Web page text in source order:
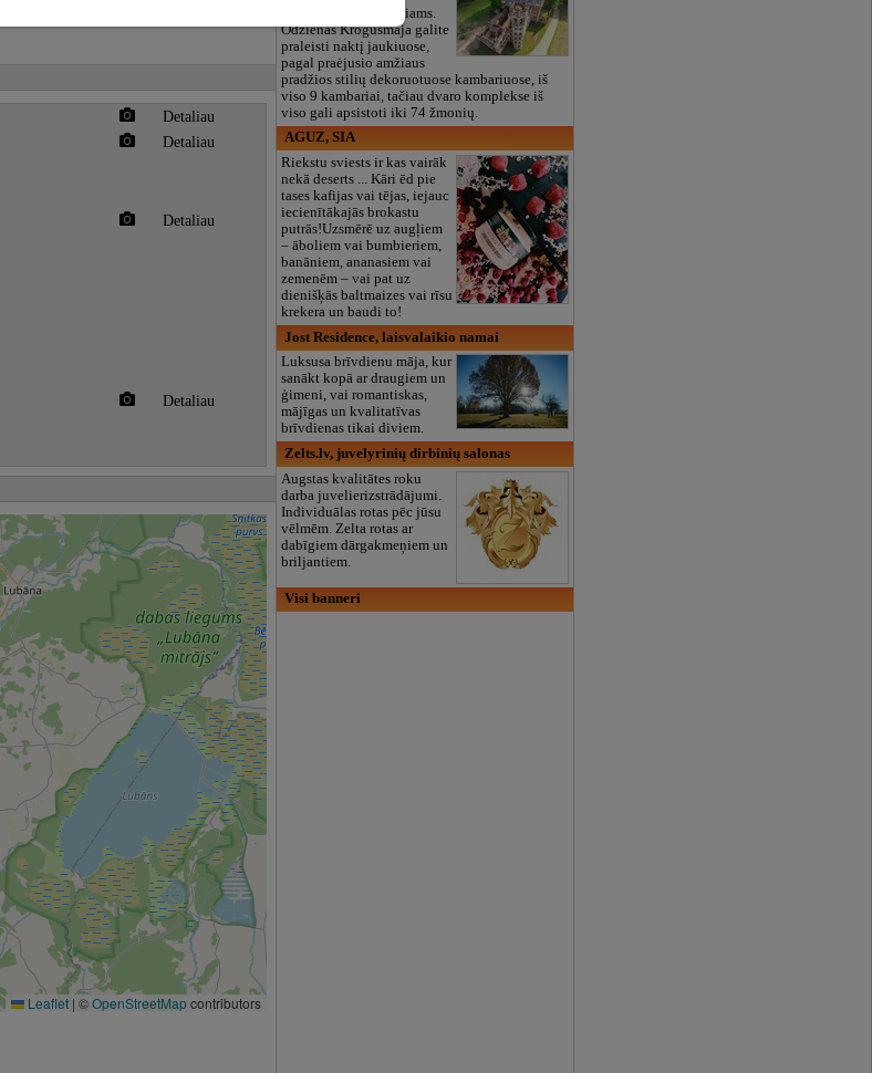
Detaliau
Detaliau
Detaliau
Detaliau
Leaflet | ©OpenStreetMapcontributors
seminarams ir renginiams.
Odzienas Krogusmāja galite
praleisti naktį jaukiuose,
pagal praėjusio amžiaus
pradžios stilių dekoruotuose kambariuose, iš
viso 9 kambariai, tačiau dvaro komplekse iš
viso gali apsistoti iki 74 žmonių.
AGUZ, SIA
Riekstu sviests ir kas vairāk
nekā deserts ... Kāri ēd pie
tases kafijas vai tējas, iejauc
iecienītākajās brokastu
putrās!Uzsmērē uz augļiem
– āboliem vai bumbieriem,
banāniem, ananasiem vai
zemenēm – vai pat uz
dienišķās baltmaizes vai rīsu
krekera un baudi to!
Jost Residence, laisvalaikio namai
Luksusa brīvdienu māja, kur
sanākt kopā ar draugiem un
ģimeni, vai romantiskas,
mājīgas un kvalitatīvas
brīvdienas tikai diviem.
Zelts.lv, juvelyrinių dirbinių salonas
Augstas kvalitātes roku
darba juvelierizstrādājumi.
Individuālas rotas pēc jūsu
vēlmēm. Zelta rotas ar
dabīgiem dārgakmeņiem un
briljantiem.
Visi banneri